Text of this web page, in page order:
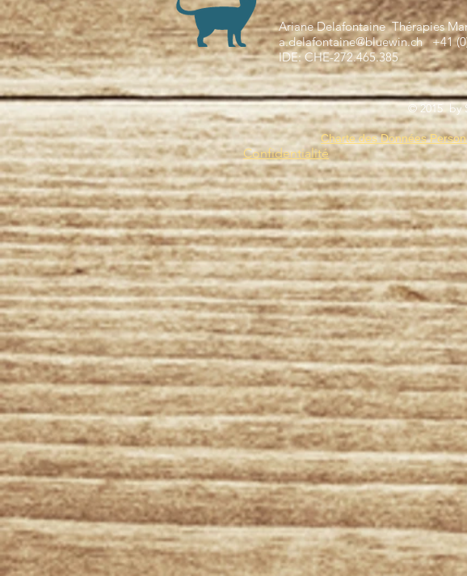
Ariane Delafontaine Thérapies
a.delafontaine@bluewin.ch+41
IDE: CHE-272.465.385
© 2015 by
Charte des Données
Confidentialité